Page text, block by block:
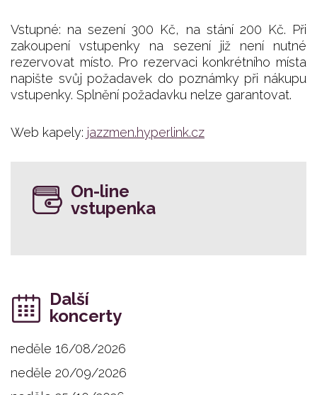
Vstupné: na sezení 300 Kč, na stání 200 Kč. Při
zakoupení vstupenky na sezení již není nutné
rezervovat místo. Pro rezervaci konkrétního místa
napište svůj požadavek do poznámky při nákupu
vstupenky. Splnění požadavku nelze garantovat.
Web kapely: jazzmen.hyperlink.cz
On-line
vstupenka
Další
koncerty
neděle 16/08/2026
neděle 20/09/2026